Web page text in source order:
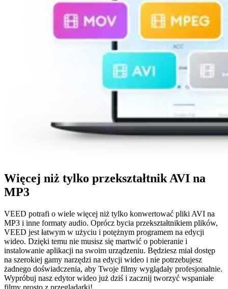
Więcej niż tylko przekształtnik AVI na
MP3
VEED potrafi o wiele więcej niż tylko konwertować pliki AVI na
MP3 i inne formaty audio. Oprócz bycia przekształtnikiem plików,
VEED jest łatwym w użyciu i potężnym programem na edycji
wideo. Dzięki temu nie musisz się martwić o pobieranie i
instalowanie aplikacji na swoim urządzeniu. Będziesz miał dostęp
na szerokiej gamy narzędzi na edycji wideo i nie potrzebujesz
żadnego doświadczenia, aby Twoje filmy wyglądały profesjonalnie.
Wypróbuj nasz edytor wideo już dziś i zacznij tworzyć wspaniałe
filmy prosto z przeglądarki!